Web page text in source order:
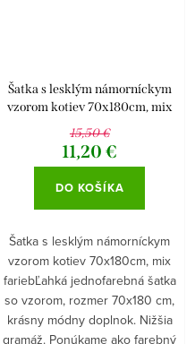
Šatka s lesklým námorníckym
vzorom kotiev 70x180cm, mix
farieb
15,50 €
11,20 €
DO KOŠÍKA
Šatka s lesklým námorníckym
vzorom kotiev 70x180cm, mix
fariebĽahká jednofarebná šatka
so vzorom, rozmer 70x180 cm,
krásny módny doplnok. Nižšia
gramáž. Ponúkame ako farebný